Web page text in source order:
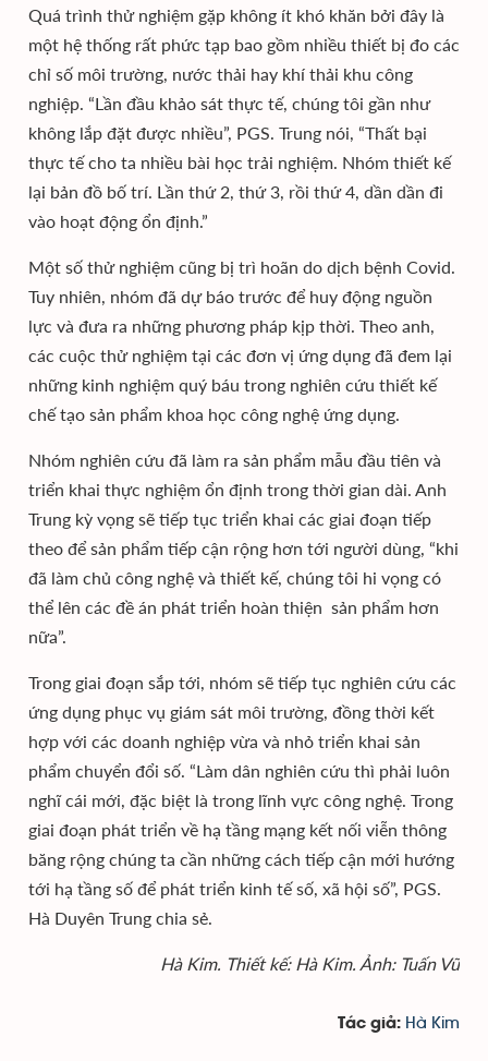
Quá trình thử nghiệm gặp không ít khó khăn bởi đây là
một hệ thống rất phức tạp bao gồm nhiều thiết bị đo các
chỉ số môi trường, nước thải hay khí thải khu công
nghiệp. “Lần đầu khảo sát thực tế, chúng tôi gần như
không lắp đặt được nhiều”, PGS. Trung nói, “Thất bại
thực tế cho ta nhiều bài học trải nghiệm. Nhóm thiết kế
lại bản đồ bố trí. Lần thứ 2, thứ 3, rồi thứ 4, dần dần đi
vào hoạt động ổn định.”
Một số thử nghiệm cũng bị trì hoãn do dịch bệnh Covid.
Tuy nhiên, nhóm đã dự báo trước để huy động nguồn
lực và đưa ra những phương pháp kịp thời. Theo anh,
các cuộc thử nghiệm tại các đơn vị ứng dụng đã đem lại
những kinh nghiệm quý báu trong nghiên cứu thiết kế
chế tạo sản phẩm khoa học công nghệ ứng dụng.
Nhóm nghiên cứu đã làm ra sản phẩm mẫu đầu tiên và
triển khai thực nghiệm ổn định trong thời gian dài. Anh
Trung kỳ vọng sẽ tiếp tục triển khai các giai đoạn tiếp
theo để sản phẩm tiếp cận rộng hơn tới người dùng, “khi
đã làm chủ công nghệ và thiết kế, chúng tôi hi vọng có
thể lên các đề án phát triển hoàn thiện sản phẩm hơn
nữa”.
Trong giai đoạn sắp tới, nhóm sẽ tiếp tục nghiên cứu các
ứng dụng phục vụ giám sát môi trường, đồng thời kết
hợp với các doanh nghiệp vừa và nhỏ triển khai sản
phẩm chuyển đổi số. “Làm dân nghiên cứu thì phải luôn
nghĩ cái mới, đặc biệt là trong lĩnh vực công nghệ. Trong
giai đoạn phát triển về hạ tầng mạng kết nối viễn thông
băng rộng chúng ta cần những cách tiếp cận mới hướng
tới hạ tầng số để phát triển kinh tế số, xã hội số”, PGS.
Hà Duyên Trung chia sẻ.
Hà Kim. Thiết kế: Hà Kim. Ảnh: Tuấn Vũ
Tác giả: Hà Kim